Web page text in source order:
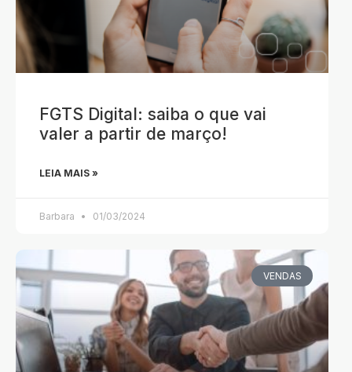
FGTS Digital: saiba o que vai
valer a partir de março!
LEIA MAIS »
Barbara 01/03/2024
VENDAS